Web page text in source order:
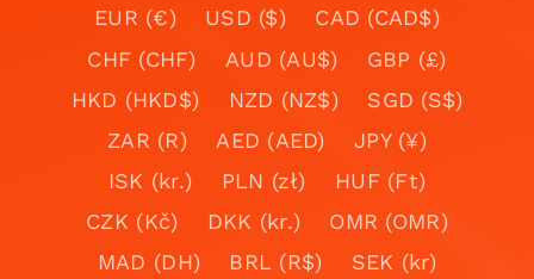
EUR (€) USD ($)
CAD (CAD$)
CHF (CHF)
AUD (AU$)
GBP (£)
HKD (HKD$)
NZD (NZ$)
SGD (S$)
ZAR (R)
AED (AED)
JPY (¥)
ISK (kr.)
PLN (zł)
HUF (Ft)
CZK (Kč)
DKK (kr.)
OMR (OMR)
MAD (DH)
BRL (R$)
SEK (kr)